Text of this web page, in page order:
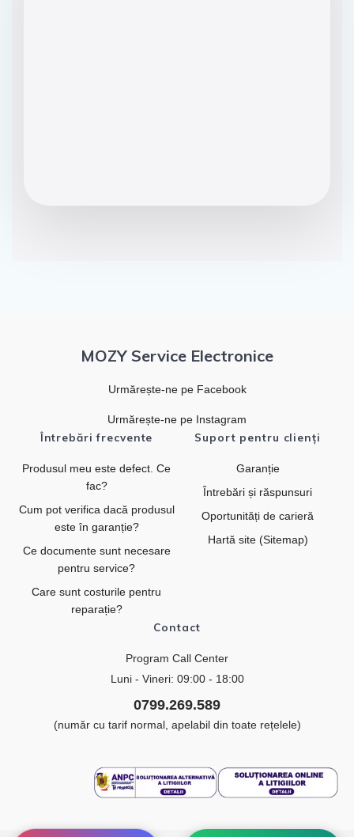
MOZY Service Electronice
Urmărește-ne pe Facebook
Urmărește-ne pe Instagram
Întrebări frecvente
Produsul meu este defect. Ce
fac?
Cum pot verifica dacă produsul
este în garanție?
Ce documente sunt necesare
pentru service?
Care sunt costurile pentru
reparație?
Suport pentru clienți
Garanție
Întrebări și răspunsuri
Oportunități de carieră
Hartă site (Sitemap)
Contact
Program Call Center
Luni - Vineri: 09:00 - 18:00
0799.269.589
(număr cu tarif normal, apelabil din toate rețelele)